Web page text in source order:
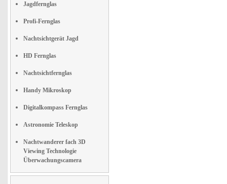
Jagdfernglas
Profi-Fernglas
Nachtsichtgerät Jagd
HD Fernglas
Nachtsichtfernglas
Handy Mikroskop
Digitalkompass Fernglas
Astronomie Teleskop
Nachtwanderer fach 3D
Viewing Technologie
Überwachungscamera